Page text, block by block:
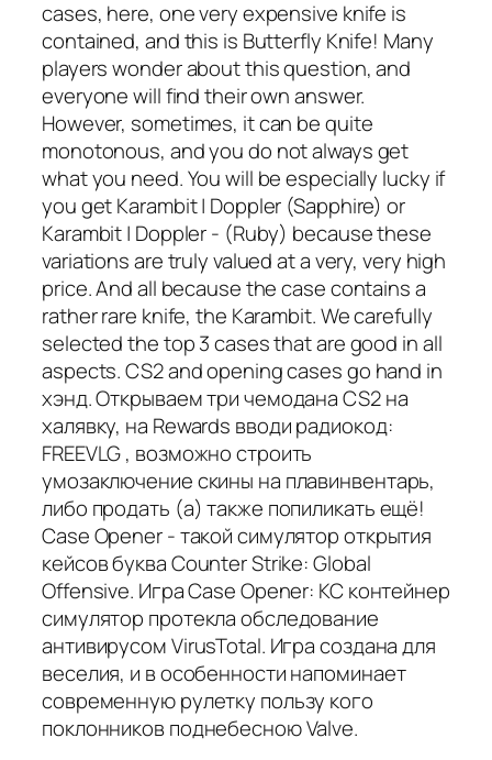
cases, here, one very expensive knife is
contained, and this is Butterfly Knife! Many
players wonder about this question, and
everyone will find their own answer.
However, sometimes, it can be quite
monotonous, and you do not always get
what you need. You will be especially lucky if
you get Karambit | Doppler (Sapphire) or
Karambit | Doppler - (Ruby) because these
variations are truly valued at a very, very high
price. And all because the case contains a
rather rare knife, the Karambit. We carefully
selected the top 3 cases that are good in all
aspects. CS2 and opening cases go hand in
хэнд. Открываем три чемодана CS2 на
халявку, на Rewards вводи радиокод:
FREEVLG , возможно строить
умозаключение скины на плавинвентарь,
либо продать (а) также попиликать ещё!
Case Opener - такой симулятор открытия
кейсов буква Counter Strike: Global
Offensive. Игра Case Opener: КС контейнер
симулятор протекла обследование
антивирусом VirusTotal. Игра создана для
веселия, и в особенности напоминает
современную рулетку пользу кого
поклонников поднебесною Valve.